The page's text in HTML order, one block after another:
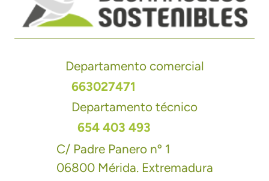
Departamento comercial
663027471
Departamento técnico
654 403 493
C/ Padre Panero nº 1
06800 Mérida. Extremadura